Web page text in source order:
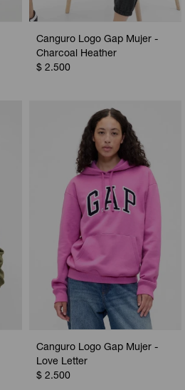
Canguro Logo Gap Mujer -
Charcoal Heather
$ 2.500
Canguro Logo Gap Mujer -
Love Letter
$ 2.500